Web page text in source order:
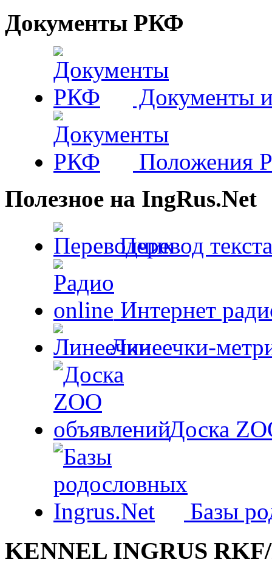
Документы РКФ
Документы
Положения
Полезное на IngRus.Net
Перевод
Интернет
Линеечки-
Доска
Базы
KENNEL INGRUS